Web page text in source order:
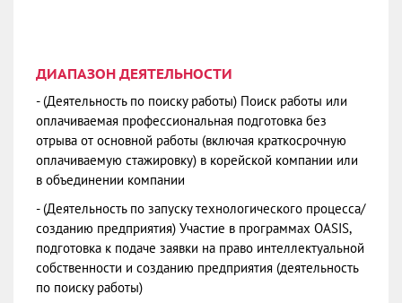
ДИАПАЗОН ДЕЯТЕЛЬНОСТИ
- (Деятельность по поиску работы) Поиск работы или
оплачиваемая профессиональная подготовка без
отрыва от основной работы (включая краткосрочную
оплачиваемую стажировку) в корейской компании или
в объединении компании
- (Деятельность по запуску технологического процесса/
созданию предприятия) Участие в программах OASIS,
подготовка к подаче заявки на право интеллектуальной
собственности и созданию предприятия (деятельность
по поиску работы)